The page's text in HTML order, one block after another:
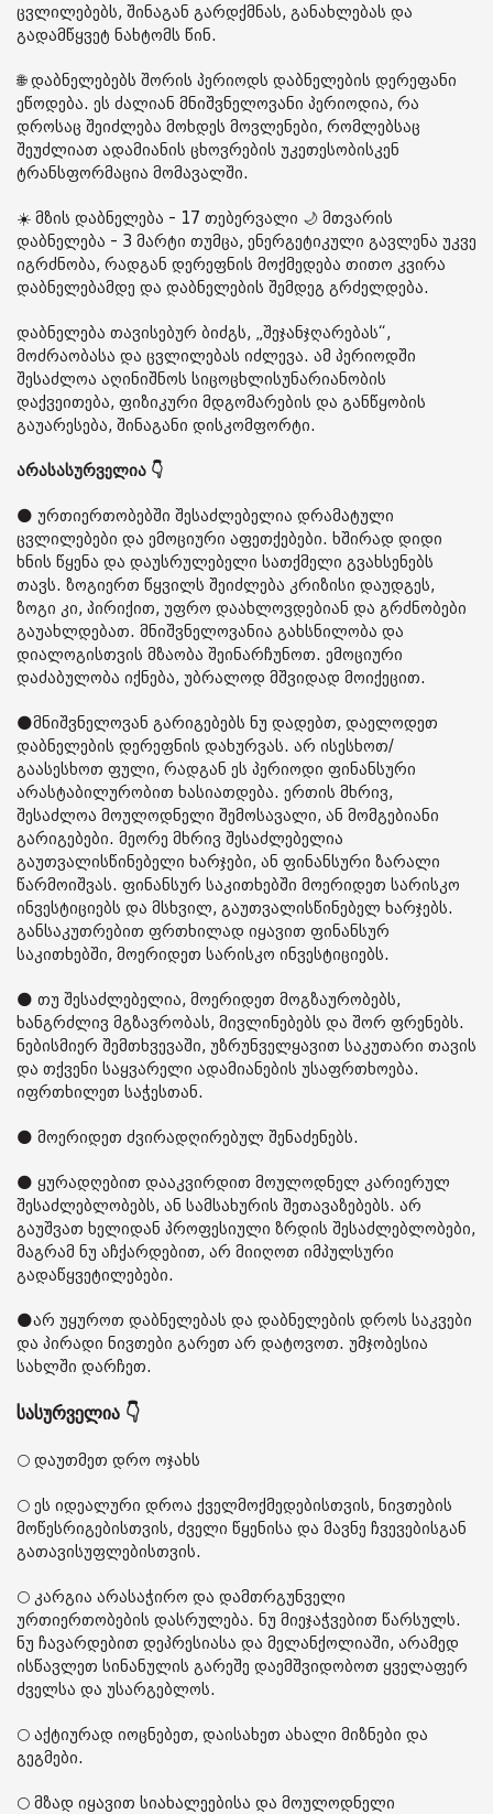
ცვლილებებს, შინაგან გარდქმნას, განახლებას და
გადამწყვეტ ნახტომს წინ.
🌐 დაბნელებებს შორის პერიოდს დაბნელების დერეფანი
ეწოდება. ეს ძალიან მნიშვნელოვანი პერიოდია, რა
დროსაც შეიძლება მოხდეს მოვლენები, რომლებსაც
შეუძლიათ ადამიანის ცხოვრების უკეთესობისკენ
ტრანსფორმაცია მომავალში.
☀️ მზის დაბნელება - 17 თებერვალი 🌙 მთვარის
დაბნელება - 3 მარტი თუმცა, ენერგეტიკული გავლენა უკვე
იგრძნობა, რადგან დერეფნის მოქმედება თითო კვირა
დაბნელებამდე და დაბნელების შემდეგ გრძელდება.
დაბნელება თავისებურ ბიძგს, „შეჯანჯღარებას“,
მოძრაობასა და ცვლილებას იძლევა. ამ პერიოდში
შესაძლოა აღინიშნოს სიცოცხლისუნარიანობის
დაქვეითება, ფიზიკური მდგომარების და განწყობის
გაუარესება, შინაგანი დისკომფორტი.
არასასურველია 👇
🌑 ურთიერთობებში შესაძლებელია დრამატული
ცვლილებები და ემოციური აფეთქებები. ხშირად დიდი
ხნის წყენა და დაუსრულებელი სათქმელი გვახსენებს
თავს. ზოგიერთ წყვილს შეიძლება კრიზისი დაუდგეს,
ზოგი კი, პირიქით, უფრო დაახლოვდებიან და გრძნობები
გაუახლდებათ. მნიშვნელოვანია გახსნილობა და
დიალოგისთვის მზაობა შეინარჩუნოთ. ემოციური
დაძაბულობა იქნება, უბრალოდ მშვიდად მოიქეცით.
🌑მნიშვნელოვან გარიგებებს ნუ დადებთ, დაელოდეთ
დაბნელების დერეფნის დახურვას. არ ისესხოთ/
გაასესხოთ ფული, რადგან ეს პერიოდი ფინანსური
არასტაბილურობით ხასიათდება. ერთის მხრივ,
შესაძლოა მოულოდნელი შემოსავალი, ან მომგებიანი
გარიგებები. მეორე მხრივ შესაძლებელია
გაუთვალისწინებელი ხარჯები, ან ფინანსური ზარალი
წარმოიშვას. ფინანსურ საკითხებში მოერიდეთ სარისკო
ინვესტიციებს და მსხვილ, გაუთვალისწინებელ ხარჯებს.
განსაკუთრებით ფრთხილად იყავით ფინანსურ
საკითხებში, მოერიდეთ სარისკო ინვესტიციებს.
🌑 თუ შესაძლებელია, მოერიდეთ მოგზაურობებს,
ხანგრძლივ მგზავრობას, მივლინებებს და შორ ფრენებს.
ნებისმიერ შემთხვევაში, უზრუნველყავით საკუთარი თავის
და თქვენი საყვარელი ადამიანების უსაფრთხოება.
იფრთხილეთ საჭესთან.
🌑 მოერიდეთ ძვირადღირებულ შენაძენებს.
🌑 ყურადღებით დააკვირდით მოულოდნელ კარიერულ
შესაძლებლობებს, ან სამსახურის შეთავაზებებს. არ
გაუშვათ ხელიდან პროფესიული ზრდის შესაძლებლობები,
მაგრამ ნუ აჩქარდებით, არ მიიღოთ იმპულსური
გადაწყვეტილებები.
🌑არ უყუროთ დაბნელებას და დაბნელების დროს საკვები
და პირადი ნივთები გარეთ არ დატოვოთ. უმჯობესია
სახლში დარჩეთ.
სასურველია 👇
🌕 დაუთმეთ დრო ოჯახს
🌕 ეს იდეალური დროა ქველმოქმედებისთვის, ნივთების
მოწესრიგებისთვის, ძველი წყენისა და მავნე ჩვევებისგან
გათავისუფლებისთვის.
🌕 კარგია არასაჭირო და დამთრგუნველი
ურთიერთობების დასრულება. ნუ მიეჯაჭვებით წარსულს.
ნუ ჩავარდებით დეპრესიასა და მელანქოლიაში, არამედ
ისწავლეთ სინანულის გარეშე დაემშვიდობოთ ყველაფერ
ძველსა და უსარგებლოს.
🌕 აქტიურად იოცნებეთ, დაისახეთ ახალი მიზნები და
გეგმები.
🌕 მზად იყავით სიახალეებისა და მოულოდნელი